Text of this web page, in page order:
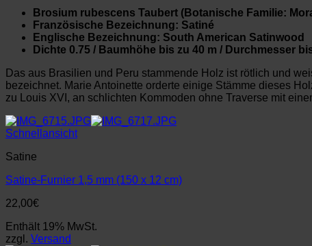
Brosium rubescens Taubert (Botanische Familie:
Französische Bezeichnung: Satiné
Englische Bezeichnung: South American Satinwood
Dichte 0.75 / Baumhöhe bis zu 40 m / Durchmesser
Das aus Brasilien und Peru stammende Holz ist rötlich und
bezeichnet. Marie Antoinette orderte einige Stämme dieses
zu Louis XVI, an schlichten Kommoden ohne Traverse mit
Schnellansicht
Satine
Satine-Furnier 1,5 mm (150 x 12 cm)
22,00€
Enthält 19% MwSt.
zzgl. Versand